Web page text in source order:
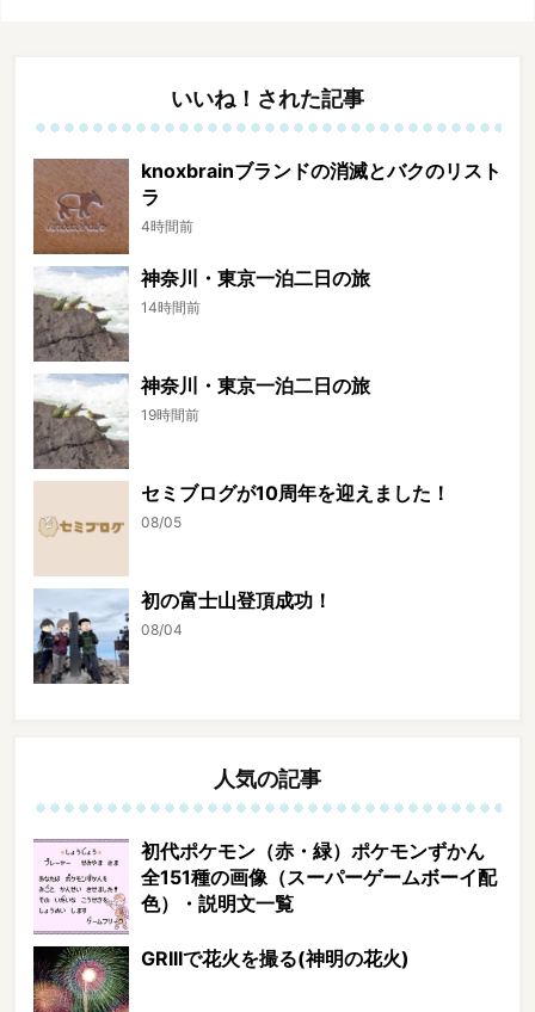
いいね！された記事
knoxbrainブランドの消滅とバクのリスト
ラ
4時間前
神奈川・東京一泊二日の旅
14時間前
神奈川・東京一泊二日の旅
19時間前
セミブログが10周年を迎えました！
08/05
初の富士山登頂成功！
08/04
人気の記事
初代ポケモン（赤・緑）ポケモンずかん
全151種の画像（スーパーゲームボーイ配
色）・説明文一覧
GRIIIで花火を撮る(神明の花火)